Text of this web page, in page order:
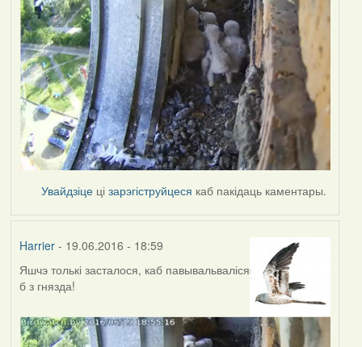
Увайдзіце цізарэгіструйцеся каб пакідаць каментары.
Harrier- 19.06.2016 - 18:59
Яшчэ толькі засталося, каб павывальваліся
б з гнязда!